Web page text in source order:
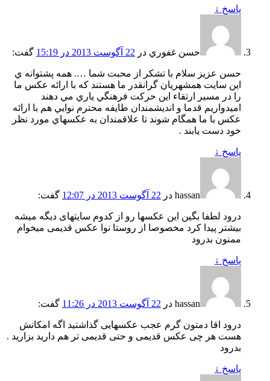
پاسخ ↓
حسن غفوري در 22 آگوست 2013 در 15:19 گفت:
حسن عزيز سلام با تشکر از محبت شما …. همه پشتوانه ي
اين سايت همشهريان گرانقدر ما هستند که با ارائه عکس ما
را در مسير ارتقاء اين حرکت فرهنگي ياري مي دهند
اميدواريم قدما و انديشمندان طايفه محترم نوايي هم با ارائه
عکس با ما همگام شوند تا علاقمندان به عکسهاي مورد نظر
خود دست يابند .
پاسخ ↓
hassan در 22 آگوست 2013 در 12:07 گفت:
درود لطفا بگین این عکسها رو از کدوم سایتهای دیگه میشه
بیشتر پیدا کرد مخصوصا از روستا نوا عکس قدیمی میخوام
ممنون بدرود
پاسخ ↓
hassan در 22 آگوست 2013 در 11:26 گفت:
درود اقا دمتون گرم عجب عکسهایی گذاشتید اگه امکانش
هست هر چی عکس قدیمی و حتی قدیمی تر هم دارید بزارید .
بدرود
پاسخ ↓